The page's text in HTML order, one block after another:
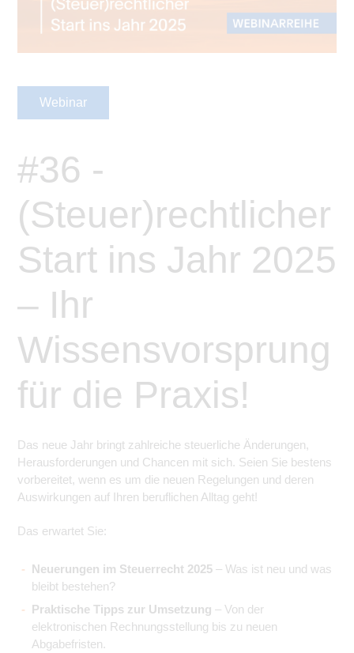
Webinar
#36 -
(Steuer)rechtlicher
Start ins Jahr 2025
– Ihr
Wissensvorsprung
für die Praxis!
Das neue Jahr bringt zahlreiche steuerliche Änderungen,
Herausforderungen und Chancen mit sich. Seien Sie bestens
vorbereitet, wenn es um die neuen Regelungen und deren
Auswirkungen auf Ihren beruflichen Alltag geht!
Das erwartet Sie:
Neuerungen im Steuerrecht 2025 – Was ist neu und was
bleibt bestehen?
Praktische Tipps zur Umsetzung – Von der
elektronischen Rechnungsstellung bis zu neuen
Abgabefristen.